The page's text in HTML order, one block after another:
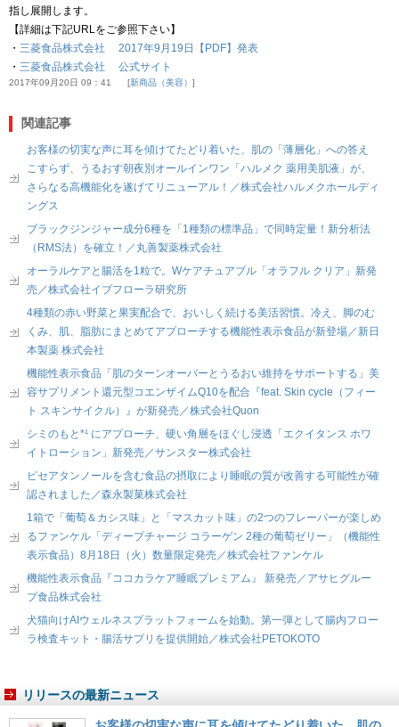
指し展開します。
【詳細は下記URLをご参照下さい】
・ 三菱食品株式会社 2017年9月19日【PDF】発表
・ 三菱食品株式会社 公式サイト
2017年09月20日 09：41 新商品（美容）
関連記事
お客様の切実な声に耳を傾けてたどり着いた、肌の「薄層化」への答え
こすらず、うるおす朝夜別オールインワン「ハルメク 薬用美肌液」が、
さらなる高機能化を遂げてリニューアル！／株式会社ハルメクホールディ
ングス
ブラックジンジャー成分6種を「1種類の標準品」で同時定量！新分析法
（RMS法）を確立！／丸善製薬株式会社
オーラルケアと腸活を1粒で。Wケアチュアブル「オラフル クリア」新発
売／株式会社イブフローラ研究所
4種類の赤い野菜と果実配合で、おいしく続ける美活習慣。冷え、脚のむ
くみ、肌、脂肪にまとめてアプローチする機能性表示食品が新登場／新日
本製薬 株式会社
機能性表示食品「肌のターンオーバーとうるおい維持をサポートする」美
容サプリメント還元型コエンザイムQ10を配合『feat. Skin cycle（フィー
ト スキンサイクル）』が新発売／株式会社Quon
シミのもと*¹ にアプローチ、硬い角層をほぐし浸透「エクイタンス ホワ
イトローション」新発売／サンスター株式会社
ピセアタンノールを含む食品の摂取により睡眠の質が改善する可能性が確
認されました／森永製菓株式会社
1箱で「葡萄＆カシス味」と「マスカット味」の2つのフレーバーが楽しめ
るファンケル「ディープチャージ コラーゲン 2種の葡萄ゼリー」（機能性
表示食品）8月18日（火）数量限定発売／株式会社ファンケル
機能性表示食品『ココカラケア睡眠プレミアム』 新発売／アサヒグルー
プ食品株式会社
犬猫向けAIウェルネスプラットフォームを始動。第一弾として腸内フロー
ラ検査キット・腸活サプリを提供開始／株式会社PETOKOTO
リリースの最新ニュース